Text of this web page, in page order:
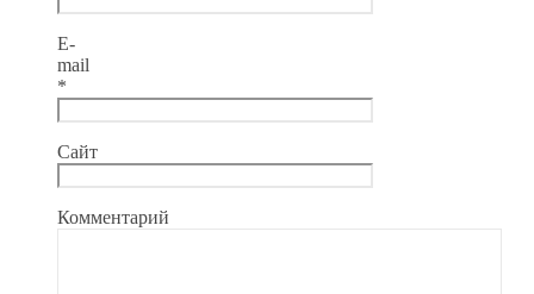
E-
mail
*
Сайт
Комментарий